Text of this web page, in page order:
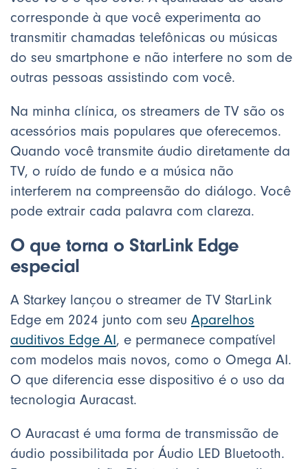
corresponde à que você experimenta ao
transmitir chamadas telefônicas ou músicas
do seu smartphone e não interfere no som de
outras pessoas assistindo com você.
Na minha clínica, os streamers de TV são os
acessórios mais populares que oferecemos.
Quando você transmite áudio diretamente da
TV, o ruído de fundo e a música não
interferem na compreensão do diálogo. Você
pode extrair cada palavra com clareza.
O que torna o StarLink Edge
especial
A Starkey lançou o streamer de TV StarLink
Edge em 2024 junto com seu Aparelhos
auditivos Edge AI, e permanece compatível
com modelos mais novos, como o Omega AI.
O que diferencia esse dispositivo é o uso da
tecnologia Auracast.
O Auracast é uma forma de transmissão de
áudio possibilitada por Áudio LED Bluetooth.